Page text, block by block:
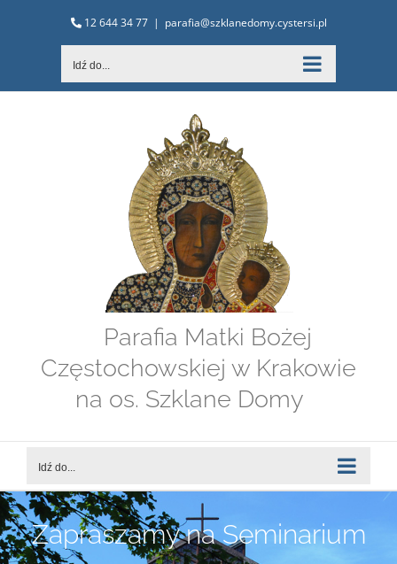
12 644 34 77 | parafia@szklanedomy.cystersi.pl
Idź do...
Parafia Matki Bożej
Częstochowskiej w Krakowie
na os. Szklane Domy
Idź do...
Zapraszamy na Seminarium